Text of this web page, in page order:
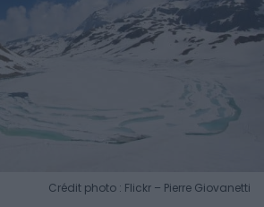
Crédit photo : Flickr – Pierre Giovanetti